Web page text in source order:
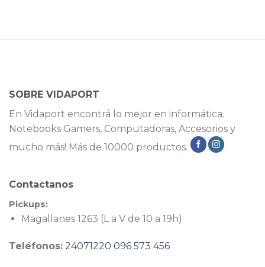
SOBRE VIDAPORT
En Vidaport encontrá lo mejor en informática.
Notebooks Gamers, Computadoras, Accesorios y
mucho más! Más de 10000 productos.
Contactanos
Pickups:
Magallanes 1263 (L a V de 10 a 19h)
Teléfonos: 24071220 096 573 456